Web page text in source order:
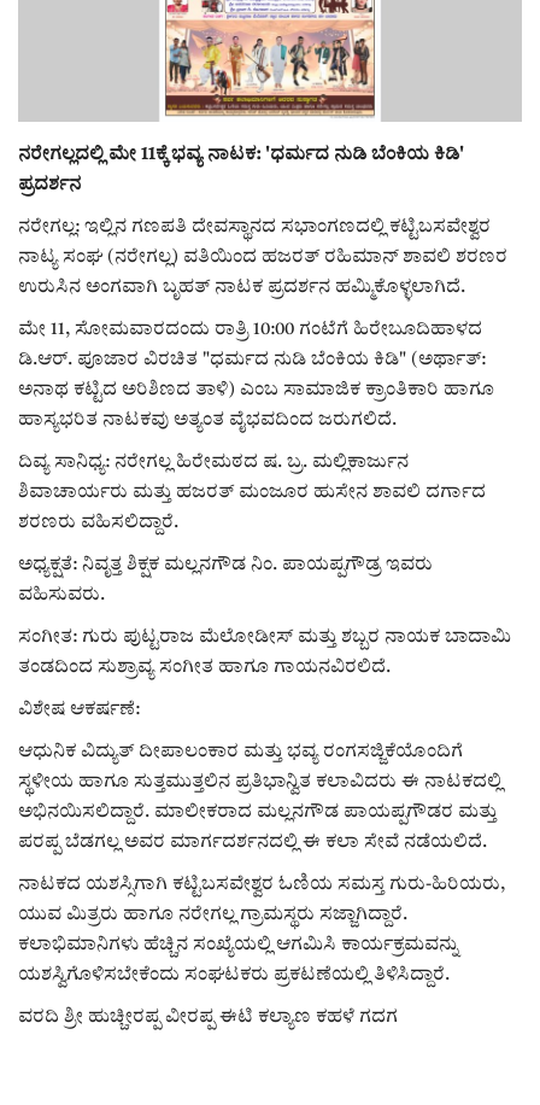
ಸುದ್ದಿ
e-paper (ಇ–ಪೇಪರ್‌)
ಪುಸ್ತಕ ಪರಿಚಯ
ಅಂಕಣ
ಸಾಧಕರ ಪರಿಚಯ
ಪತ್ರಕರ್ತರ ಪರಿಚಯ
ಸಂಪಾದಕೀಯ
Digital Subscription
ನರೇಗಲ್ಲದಲ್ಲಿ ಮೇ 11ಕ್ಕೆ ಭವ್ಯ ನಾಟಕ: 'ಧರ್ಮದ ನುಡಿ ಬೆಂಕಿಯ ಕಿಡಿ'
ಪ್ರದರ್ಶನ
ನರೇಗಲ್ಲ: ಇಲ್ಲಿನ ಗಣಪತಿ ದೇವಸ್ಥಾನದ ಸಭಾಂಗಣದಲ್ಲಿ ಕಟ್ಟಿಬಸವೇಶ್ವರ
ನಾಟ್ಯ ಸಂಘ (ನರೇಗಲ್ಲ) ವತಿಯಿಂದ ಹಜರತ್ ರಹಿಮಾನ್ ಶಾವಲಿ ಶರಣರ
ಉರುಸಿನ ಅಂಗವಾಗಿ ಬೃಹತ್ ನಾಟಕ ಪ್ರದರ್ಶನ ಹಮ್ಮಿಕೊಳ್ಳಲಾಗಿದೆ.
ಮೇ 11, ಸೋಮವಾರದಂದು ರಾತ್ರಿ 10:00 ಗಂಟೆಗೆ ಹಿರೇಬೂದಿಹಾಳದ
ಡಿ.ಆರ್. ಪೂಜಾರ ವಿರಚಿತ "ಧರ್ಮದ ನುಡಿ ಬೆಂಕಿಯ ಕಿಡಿ" (ಅರ್ಥಾತ್:
ಅನಾಥ ಕಟ್ಟಿದ ಅರಿಶಿಣದ ತಾಳಿ) ಎಂಬ ಸಾಮಾಜಿಕ ಕ್ರಾಂತಿಕಾರಿ ಹಾಗೂ
ಹಾಸ್ಯಭರಿತ ನಾಟಕವು ಅತ್ಯಂತ ವೈಭವದಿಂದ ಜರುಗಲಿದೆ.
ದಿವ್ಯ ಸಾನಿಧ್ಯ: ನರೇಗಲ್ಲ ಹಿರೇಮಠದ ಷ. ಬ್ರ. ಮಲ್ಲಿಕಾರ್ಜುನ
ಶಿವಾಚಾರ್ಯರು ಮತ್ತು ಹಜರತ್ ಮಂಜೂರ ಹುಸೇನ ಶಾವಲಿ ದರ್ಗಾದ
ಶರಣರು ವಹಿಸಲಿದ್ದಾರೆ.
ಅಧ್ಯಕ್ಷತೆ: ನಿವೃತ್ತ ಶಿಕ್ಷಕ ಮಲ್ಲನಗೌಡ ನಿಂ. ಪಾಯಪ್ಪಗೌಡ್ರ ಇವರು
ವಹಿಸುವರು.
ಸಂಗೀತ: ಗುರು ಪುಟ್ಟರಾಜ ಮೆಲೋಡೀಸ್ ಮತ್ತು ಶಬ್ಬರ ನಾಯಕ ಬಾದಾಮಿ
ತಂಡದಿಂದ ಸುಶ್ರಾವ್ಯ ಸಂಗೀತ ಹಾಗೂ ಗಾಯನವಿರಲಿದೆ.
ವಿಶೇಷ ಆಕರ್ಷಣೆ:
ಆಧುನಿಕ ವಿದ್ಯುತ್ ದೀಪಾಲಂಕಾರ ಮತ್ತು ಭವ್ಯ ರಂಗಸಜ್ಜಿಕೆಯೊಂದಿಗೆ
ಸ್ಥಳೀಯ ಹಾಗೂ ಸುತ್ತಮುತ್ತಲಿನ ಪ್ರತಿಭಾನ್ವಿತ ಕಲಾವಿದರು ಈ ನಾಟಕದಲ್ಲಿ
ಅಭಿನಯಿಸಲಿದ್ದಾರೆ. ಮಾಲೀಕರಾದ ಮಲ್ಲನಗೌಡ ಪಾಯಪ್ಪಗೌಡರ ಮತ್ತು
ಪರಪ್ಪ ಬೆಡಗಲ್ಲ ಅವರ ಮಾರ್ಗದರ್ಶನದಲ್ಲಿ ಈ ಕಲಾ ಸೇವೆ ನಡೆಯಲಿದೆ.
ನಾಟಕದ ಯಶಸ್ಸಿಗಾಗಿ ಕಟ್ಟಿಬಸವೇಶ್ವರ ಓಣಿಯ ಸಮಸ್ತ ಗುರು-ಹಿರಿಯರು,
ಯುವ ಮಿತ್ರರು ಹಾಗೂ ನರೇಗಲ್ಲ ಗ್ರಾಮಸ್ಥರು ಸಜ್ಜಾಗಿದ್ದಾರೆ.
ಕಲಾಭಿಮಾನಿಗಳು ಹೆಚ್ಚಿನ ಸಂಖ್ಯೆಯಲ್ಲಿ ಆಗಮಿಸಿ ಕಾರ್ಯಕ್ರಮವನ್ನು
ಯಶಸ್ವಿಗೊಳಿಸಬೇಕೆಂದು ಸಂಘಟಕರು ಪ್ರಕಟಣೆಯಲ್ಲಿ ತಿಳಿಸಿದ್ದಾರೆ.
ವರದಿ ಶ್ರೀ ಹುಚ್ಚೀರಪ್ಪ ವೀರಪ್ಪ ಈಟಿ ಕಲ್ಯಾಣ ಕಹಳೆ ಗದಗ